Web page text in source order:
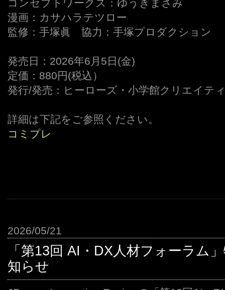
コンセプトワークス：ゆうきまさみ
漫画：カサハラテツロー
監修：手塚眞 協力：手塚プロダクション
発売日：2026年6月5日(金)
定価：880円(税込）
発行/発売：ヒーローズ・小学館クリエイテ
詳細は下記をご参照ください。
コミプレ
2026/05/21
「第13回 AI・DX人材フォーラム
知らせ